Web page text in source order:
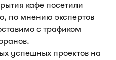
кафе посетили
по мнению экспертов
с трафиком
успешных проектов на